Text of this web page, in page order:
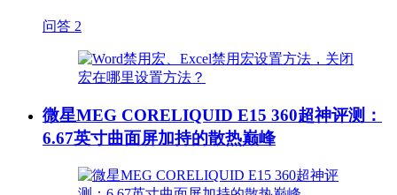
问答 2
微星MEG CORELIQUID E15 360超神评测：
6.67英寸曲面屏加持的散热巅峰